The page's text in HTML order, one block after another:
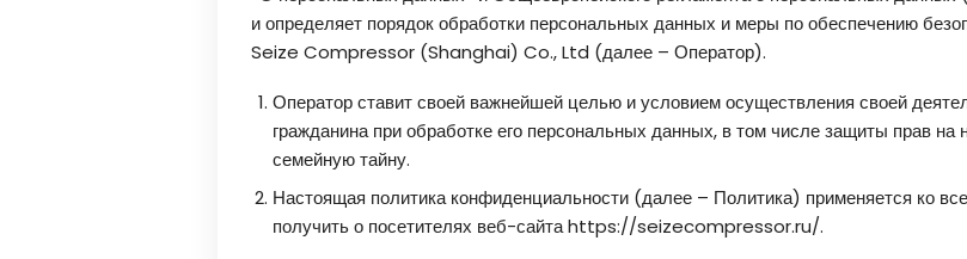
и определяет порядок обработки персональных данных и меры по обеспечению
Seize Compressor (Shanghai) Co., Ltd (далее – Оператор).
Оператор ставит своей важнейшей целью и условием осуществления своей
гражданина при обработке его персональных данных, в том числе защиты прав на
семейную тайну.
Настоящая политика конфиденциальности (далее – Политика) применяется ко
получить о посетителях веб-сайта https://seizecompressor.ru/.